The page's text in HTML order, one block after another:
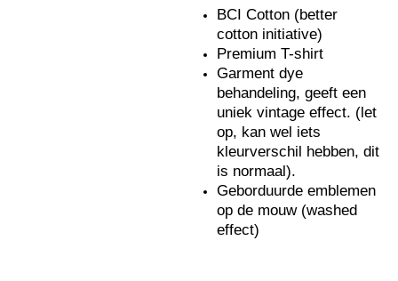
BCI Cotton (better
cotton initiative)
Premium T-shirt
Garment dye
behandeling, geeft een
uniek vintage effect. (let
op, kan wel iets
kleurverschil hebben, dit
is normaal).
Geborduurde emblemen
op de mouw (washed
effect)